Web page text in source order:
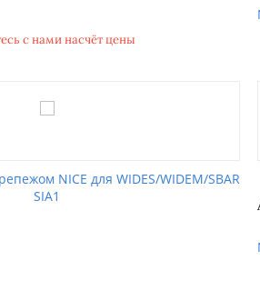
с нами насчёт цены
NICE для WIDES/WIDEM/SBAR
SIA1